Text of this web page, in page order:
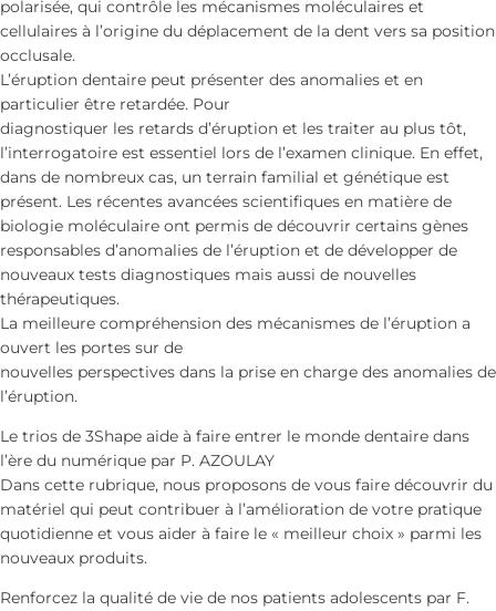
polarisée, qui contrôle les mécanismes moléculaires et
cellulaires à l’origine du déplacement de la dent vers sa position
occlusale.
L’éruption dentaire peut présenter des anomalies et en
particulier être retardée. Pour
diagnostiquer les retards d’éruption et les traiter au plus tôt,
l’interrogatoire est essentiel lors de l’examen clinique. En effet,
dans de nombreux cas, un terrain familial et génétique est
présent. Les récentes avancées scientifiques en matière de
biologie moléculaire ont permis de découvrir certains gènes
responsables d’anomalies de l’éruption et de développer de
nouveaux tests diagnostiques mais aussi de nouvelles
thérapeutiques.
La meilleure compréhension des mécanismes de l’éruption a
ouvert les portes sur de
nouvelles perspectives dans la prise en charge des anomalies de
l’éruption.
Le trios de 3Shape aide à faire entrer le monde dentaire dans
l’ère du numérique par P. AZOULAY
Dans cette rubrique, nous proposons de vous faire découvrir du
matériel qui peut contribuer à l’amélioration de votre pratique
quotidienne et vous aider à faire le « meilleur choix » parmi les
nouveaux produits.
Renforcez la qualité de vie de nos patients adolescents par F.